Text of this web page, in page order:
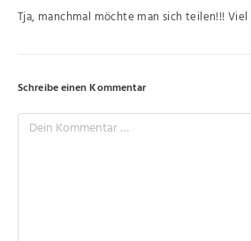
Tja, manchmal möchte man sich teilen!!! Viel
Schreibe einen Kommentar